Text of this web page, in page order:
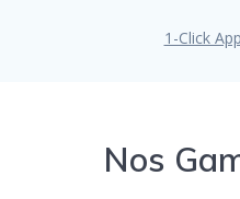
1-Click
Nos